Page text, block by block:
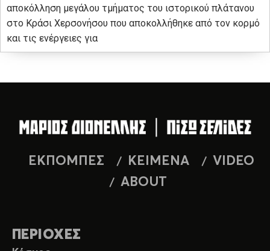
αποκόλληση μεγάλου τμήματος του ιστορικού πλάτανου
στο Κράσι Χερσονήσου που αποκολλήθηκε από τον κορμό
και τις ενέργειες για
ΕΚΠΟΜΠΕΣ ΚΕΙΜΕΝΑ
VIDEO
ABOUT
ΠΕΡΙΟΧΕΣ